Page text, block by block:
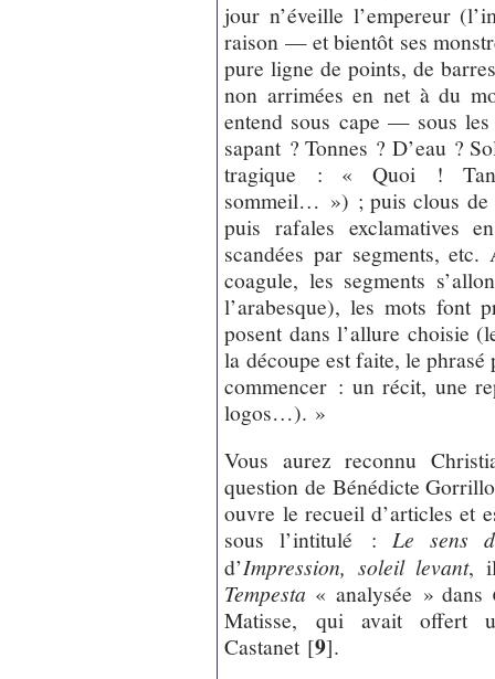
jour n’éveille l’empereur
raison — et bientôt ses
pure ligne de points, de
non arrimées en net à du
entend sous cape — sous
sapant ? Tonnes ? D’eau ?
tragique : « Quoi !
sommeil… ») ; puis clous
puis rafales exclamatives
scandées par segments,
coagule, les segments
l’arabesque), les mots font
posent dans l’allure choisie
la découpe est faite, le
commencer : un récit, une
logos…). »
Vous aurez reconnu
question de Bénédicte
ouvre le recueil d’articles et
sous l’intitulé : Le sens
d’Impression, soleil levant,
Tempesta « analysée » dans
Matisse, qui avait offert
Castanet[9].